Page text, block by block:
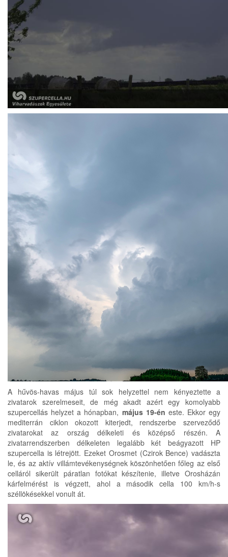
A hűvös-havas május túl sok helyzettel nem kényeztette a
zivatarok szerelmeseit, de még akadt azért egy komolyabb
szupercellás helyzet a hónapban, május 19-én este. Ekkor egy
mediterrán ciklon okozott kiterjedt, rendszerbe szerveződő
zivatarokat az ország délkeleti és középső részén. A
zivatarrendszerben délkeleten legalább két beágyazott HP
szupercella is létrejött. Ezeket Orosmet (Czirok Bence) vadászta
le, és az aktív villámtevékenységnek köszönhetően főleg az első
celláról sikerült páratlan fotókat készítenie, illetve Orosházán
kárfelmérést is végzett, ahol a második cella 100 km/h-s
széllökésekkel vonult át.